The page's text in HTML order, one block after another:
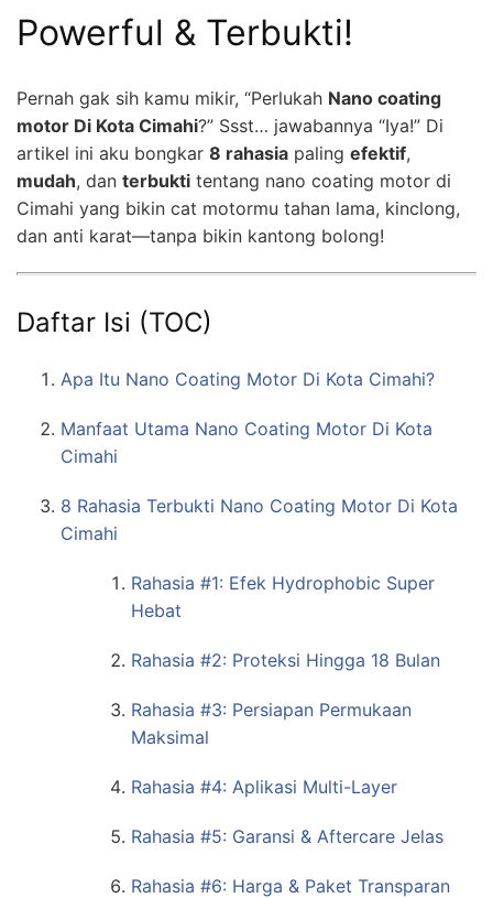
Powerful & Terbukti!
Pernah gak sih kamu mikir, “Perlukah Nano coating
motor Di Kota Cimahi?” Ssst… jawabannya “Iya!” Di
artikel ini aku bongkar 8 rahasia paling efektif,
mudah, dan terbukti tentang nano coating motor di
Cimahi yang bikin cat motormu tahan lama, kinclong,
dan anti karat—tanpa bikin kantong bolong!
Daftar Isi (TOC)
Apa Itu Nano Coating Motor Di Kota Cimahi?
Manfaat Utama Nano Coating Motor Di Kota
Cimahi
8 Rahasia Terbukti Nano Coating Motor Di Kota
Cimahi
Rahasia #1: Efek Hydrophobic Super
Hebat
Rahasia #2: Proteksi Hingga 18 Bulan
Rahasia #3: Persiapan Permukaan
Maksimal
Rahasia #4: Aplikasi Multi-Layer
Rahasia #5: Garansi & Aftercare Jelas
Rahasia #6: Harga & Paket Transparan